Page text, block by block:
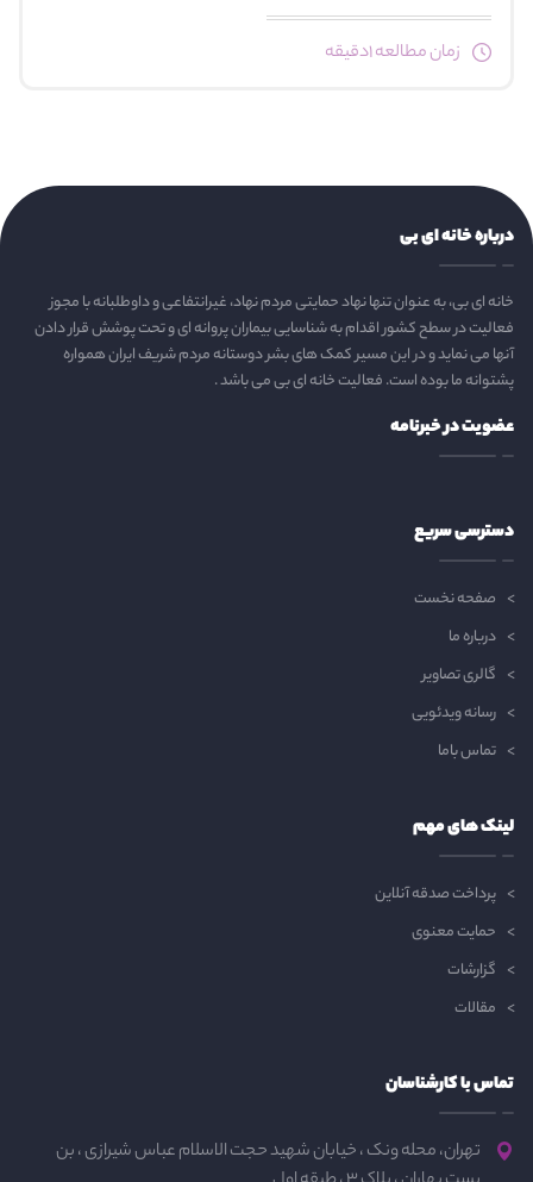
زمان مطالعه 1دقیقه
درباره خانه ای بی
خانه ای بی، به عنوان تنها نهاد حمایتی مردم نهاد، غیرانتفاعی و داوطلبانه با مجوز
فعالیت در سطح کشور اقدام به شناسایی بیماران پروانه ای و تحت پوشش قرار دادن
آنها می نماید و در این مسیر کمک های بشر دوستانه مردم شریف ایران همواره
پشتوانه ما بوده است. فعالیت خانه ای بی می باشد .
عضویت در خبرنامه
دسترسی سریع
صفحه نخست
درباره ما
گالری تصاویر
رسانه ویدئویی
تماس باما
لینک های مهم
پرداخت صدقه آنلاین
حمایت معنوی
گزارشات
مقالات
تماس با کارشناسان
تهران، محله ونک ، خیابان شهید حجت الاسلام عباس شیرازی ، بن